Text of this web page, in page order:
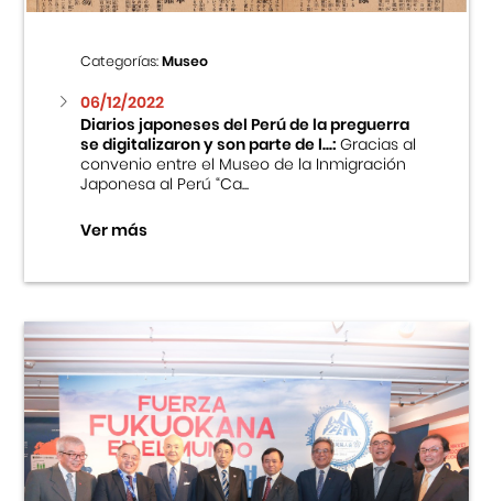
Categorías:Museo
06/12/2022
Diarios japoneses del Perú de la preguerra
se digitalizaron y son parte de l...:Gracias al
convenio entre el Museo de la Inmigración
Japonesa al Perú “Ca...
Ver más